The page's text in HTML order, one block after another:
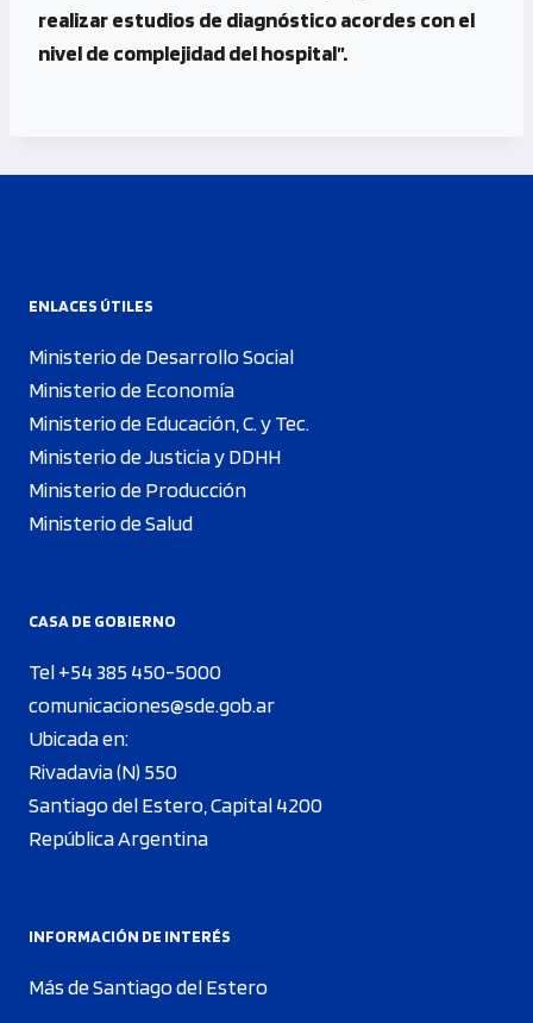
realizar estudios de diagnóstico acordes con el
nivel de complejidad del hospital”.
ENLACES ÚTILES
Ministerio de Desarrollo Social
Ministerio de Economía
Ministerio de Educación, C. y Tec.
Ministerio de Justicia y DDHH
Ministerio de Producción
Ministerio de Salud
CASA DE GOBIERNO
Tel +54 385 450-5000
comunicaciones@sde.gob.ar
Ubicada en:
Rivadavia (N) 550
Santiago del Estero, Capital 4200
República Argentina
INFORMACIÓN DE INTERÉS
Más de Santiago del Estero